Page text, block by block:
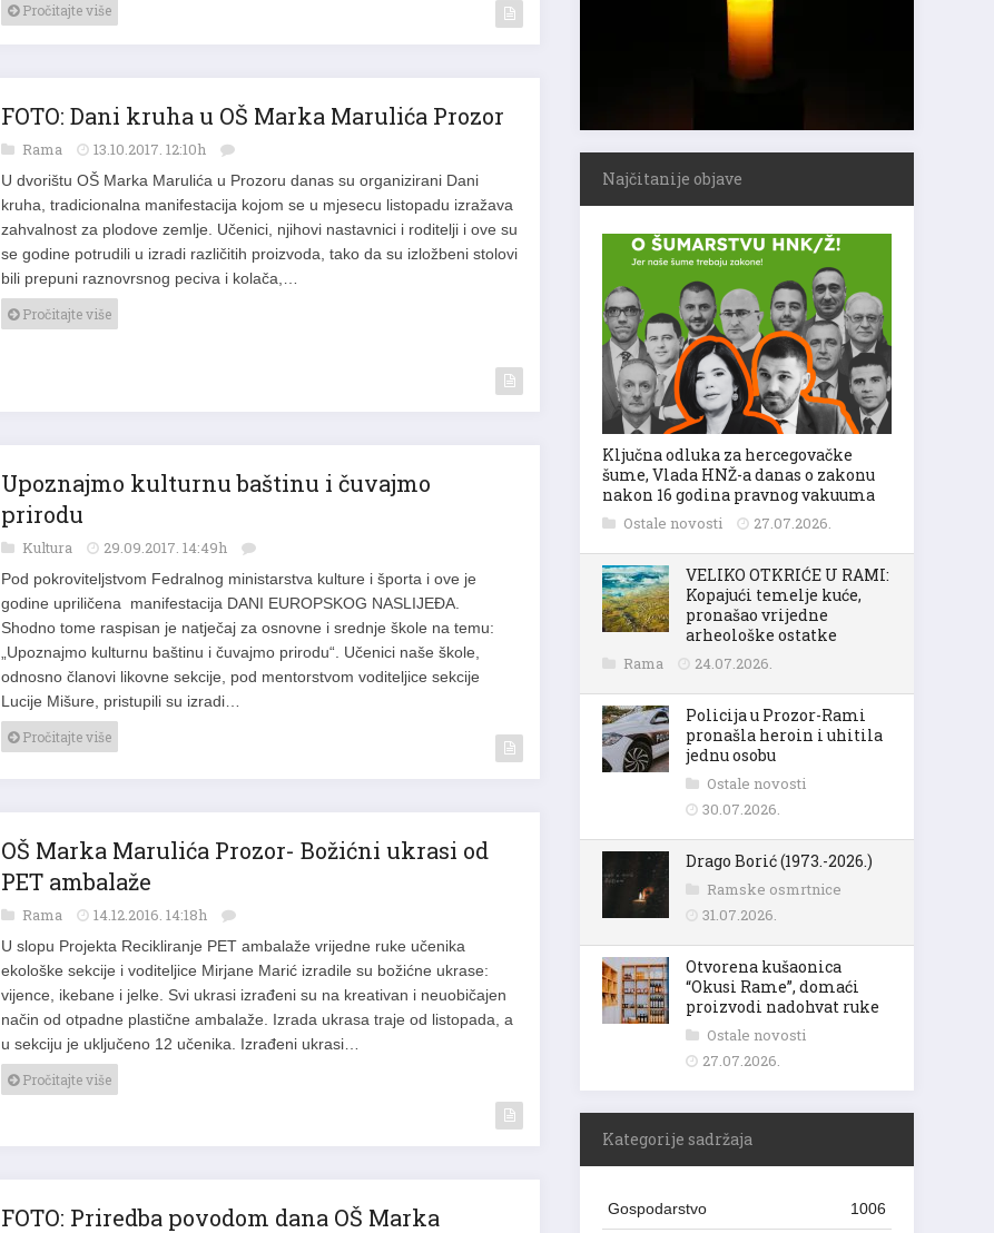
Pročitajte više
FOTO: Dani kruha u OŠ Marka Marulića Prozor
Rama 13.10.2017. 12:10h
U dvorištu OŠ Marka Marulića u Prozoru danas su organizirani Dani
kruha, tradicionalna manifestacija kojom se u mjesecu listopadu izražava
zahvalnost za plodove zemlje. Učenici, njihovi nastavnici i roditelji i ove su
se godine potrudili u izradi različitih proizvoda, tako da su izložbeni stolovi
bili prepuni raznovrsnog peciva i kolača,…
Pročitajte više
Upoznajmo kulturnu baštinu i čuvajmo
prirodu
Kultura 29.09.2017. 14:49h
Pod pokroviteljstvom Fedralnog ministarstva kulture i športa i ove je
godine upriličena manifestacija DANI EUROPSKOG NASLIJEĐA.
Shodno tome raspisan je natječaj za osnovne i srednje škole na temu:
„Upoznajmo kulturnu baštinu i čuvajmo prirodu“. Učenici naše škole,
odnosno članovi likovne sekcije, pod mentorstvom voditeljice sekcije
Lucije Mišure, pristupili su izradi…
Pročitajte više
OŠ Marka Marulića Prozor- Božićni ukrasi od
PET ambalaže
Rama 14.12.2016. 14:18h
U slopu Projekta Recikliranje PET ambalaže vrijedne ruke učenika
ekološke sekcije i voditeljice Mirjane Marić izradile su božićne ukrase:
vijence, ikebane i jelke. Svi ukrasi izrađeni su na kreativan i neuobičajen
način od otpadne plastične ambalaže. Izrada ukrasa traje od listopada, a
u sekciju je uključeno 12 učenika. Izrađeni ukrasi…
Pročitajte više
FOTO: Priredba povodom dana OŠ Marka
Najčitanije objave
Ključna odluka za hercegovačke
šume, Vlada HNŽ-a danas o zakonu
nakon 16 godina pravnog vakuuma
Ostale novosti 27.07.2026.
VELIKO OTKRIĆE U RAMI:
Kopajući temelje kuće,
pronašao vrijedne
arheološke ostatke
Rama 24.07.2026.
Policija u Prozor-Rami
pronašla heroin i uhitila
jednu osobu
Ostale novosti
30.07.2026.
Drago Borić (1973.-2026.)
Ramske osmrtnice
31.07.2026.
Otvorena kušaonica
“Okusi Rame”, domaći
proizvodi nadohvat ruke
Ostale novosti
27.07.2026.
Kategorije sadržaja
Gospodarstvo 1006